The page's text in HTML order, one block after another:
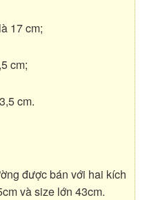
17 cm;
cm;
cm.
được bán với hai kích
và size lớn 43cm.